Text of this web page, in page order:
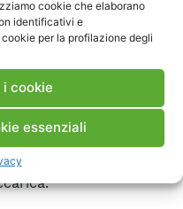
cookie che elaborano
identificativi e
per la profilazione degli
cookie
essenziali
quando siano
(i morsetti devono
viene
impiega circa 10
scarica completa). Il
e dispositivo interno